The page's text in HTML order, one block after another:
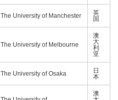
The University of Manchester
英
国
The University of Melbourne
澳
大
利
亚
The University of Osaka
日
本
澳